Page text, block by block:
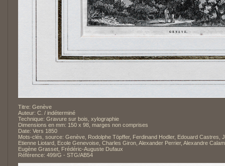
Titre: Genève
Auteur: C. / indéterminé
Technique: Gravure sur bois, xylographie
Dimensions en mm: 150 x 98, marges non comprises
Date: Vers 1850
Mots-clés, source: Genève, Rodolphe Töpffer, Ferdinand Hodler, Edouard Castres,
Etienne Liotard, Ecole Genevoise, Charles Giron, Alexander Perrier, Alexandre
Eugène Grasset, Frédéric-Auguste Dufaux
Référence: 499/G - STG/AB54